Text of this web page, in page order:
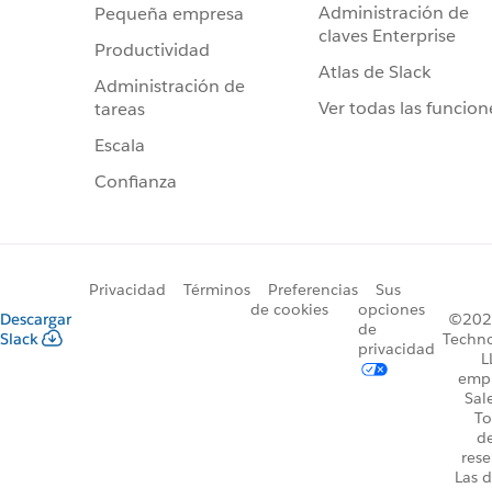
Pequeña empresa
Productividad
Administración de
tareas
Escala
Confianza
Administración de
claves Enterprise
Atlas de Slack
Ver todas las
Descargar
Slack
Privacidad Términos
Preferencias
de cookies
Sus
opciones
de
privacidad
Las